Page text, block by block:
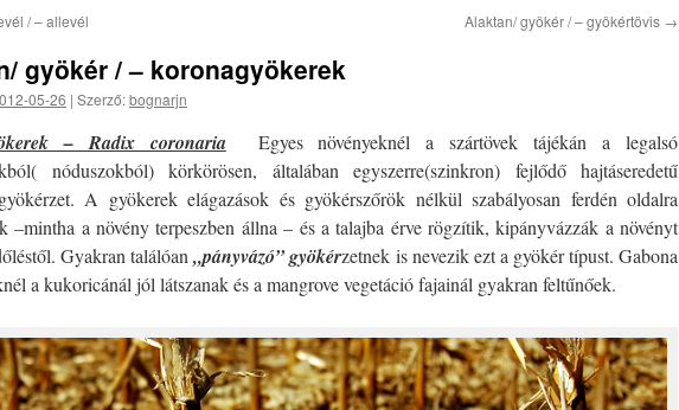
/ – allevél Alaktan/ gyökér / – gyökértövis →
gyökér / – koronagyökerek
05-26 | Szerző:bognarjn
– Radix coronariaEgyes növényeknél a szártövek tájékán a legalsó
nóduszokból) körkörösen, általában egyszerre(szinkron) fejlődő hajtáseredetű
A gyökerek elágazások és gyökérszőrök nélkül szabályosan ferdén oldalra
–mintha a növény terpeszben állna – és a talajba érve rögzítik, kipányvázzák a növényt
Gyakran találóan„pányvázó”gyökérzetnek is nevezik ezt a gyökér típust. Gabona
a kukoricánál jól látszanak és a mangrove vegetáció fajainál gyakran feltűnőek.